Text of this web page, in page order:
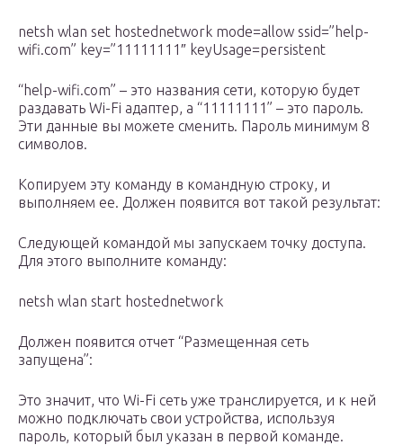
netsh wlan set hostednetwork mode=allow ssid=”help-
wifi.com” key=”11111111″ keyUsage=persistent
“help-wifi.com” – это названия сети, которую будет
раздавать Wi-Fi адаптер, а “11111111” – это пароль.
Эти данные вы можете сменить. Пароль минимум 8
символов.
Копируем эту команду в командную строку, и
выполняем ее. Должен появится вот такой результат:
Следующей командой мы запускаем точку доступа.
Для этого выполните команду:
netsh wlan start hostednetwork
Должен появится отчет “Размещенная сеть
запущена”:
Это значит, что Wi-Fi сеть уже транслируется, и к ней
можно подключать свои устройства, используя
пароль, который был указан в первой команде.